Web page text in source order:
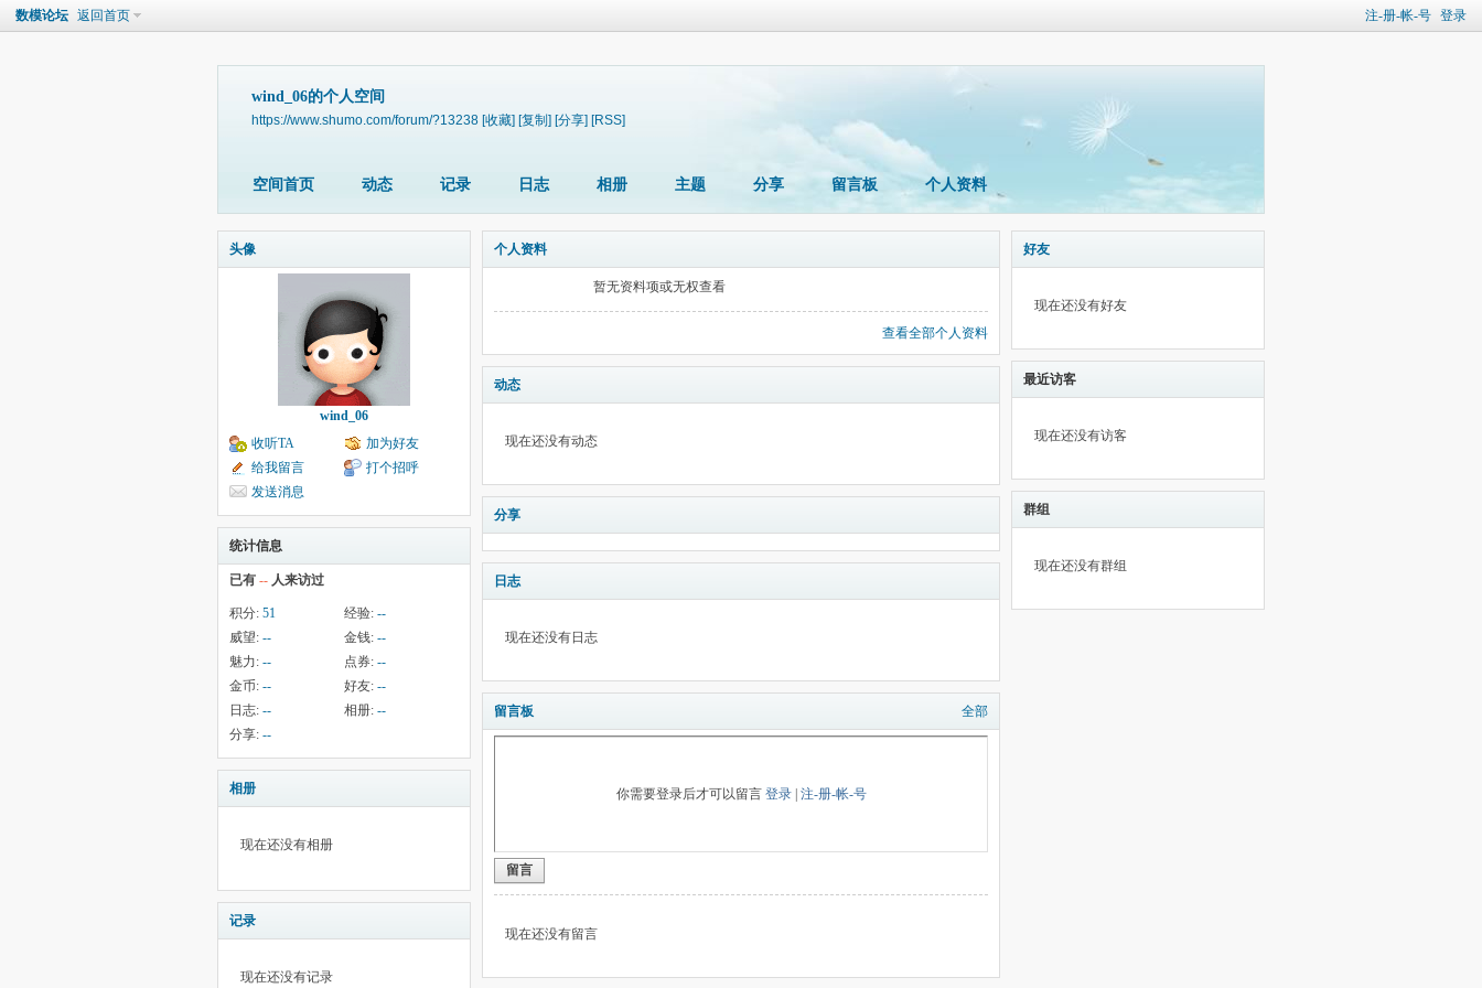
注-册-帐-号 登录
数模论坛 返回首页
wind_06的个人空间
https://www.shumo.com/forum/?13238 [收藏] [复制] [分享] [RSS]
空间首页 动态 记录 日志 相册 主题 分享 留言板 个人资料
头像
wind_06
收听TA
加为好友
给我留言
打个招呼
发送消息
统计信息
已有 -- 人来访过
积分: 51 经验: --
威望: -- 金钱: --
魅力: -- 点券: --
金币: -- 好友: --
日志: -- 相册: --
分享: --
相册
现在还没有相册
记录
现在还没有记录
个人资料
暂无资料项或无权查看
查看全部个人资料
动态
现在还没有动态
分享
日志
现在还没有日志
留言板 全部
你需要登录后才可以留言 登录| 注-册-帐-号
留言
现在还没有留言
好友
现在还没有好友
最近访客
现在还没有访客
群组
现在还没有群组